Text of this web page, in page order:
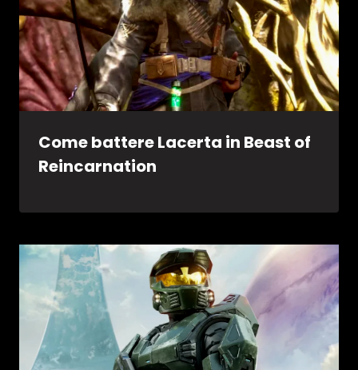
Come battere Lacerta in Beast of
Reincarnation